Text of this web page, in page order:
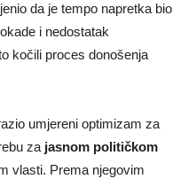
da je tempo napretka bio
i nedostatak
kočili proces donošenja
umjereni optimizam za
za jasnom političkom
vlasti. Prema njegovim